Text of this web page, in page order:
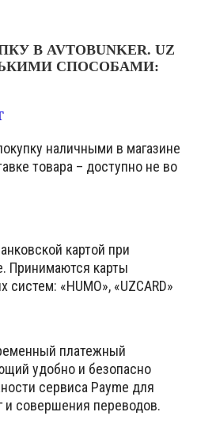
В AVTOBUNKER. UZ
СПОСОБАМИ:
наличными в магазине
товара – доступно не во
картой при
Принимаются карты
«HUMO», «UZCARD»
платежный
удобно и безопасно
сервиса Payme для
и совершения переводов.